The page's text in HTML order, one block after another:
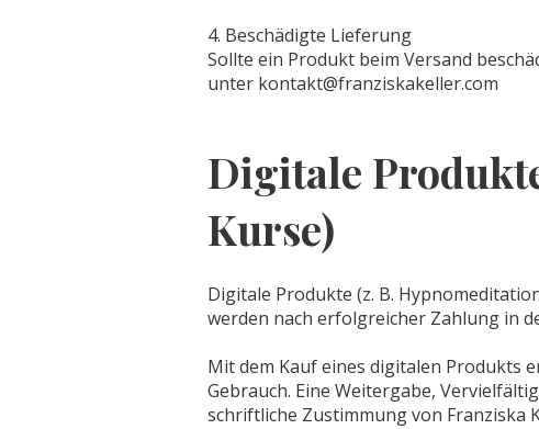
4. Beschädigte Lieferung
Sollte ein Produkt beim Versand
unter kontakt@franziskakeller.com
Digitale
Kurse)
Digitale Produkte (z. B.
werden nach erfolgreicher Zahlung in
Mit dem Kauf eines digitalen Produkts
Gebrauch. Eine Weitergabe,
schriftliche Zustimmung von Franziska